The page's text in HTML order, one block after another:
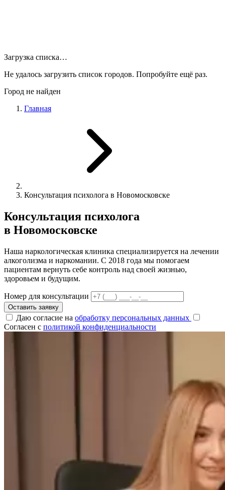
Загрузка списка…
Не удалось загрузить список городов. Попробуйте ещё раз.
Город не найден
Главная
Консультация психолога в Новомосковске
Консультация психолога
в Новомосковске
Наша наркологическая клиника специализируется на лечении
алкоголизма и наркомании. С 2018 года мы помогаем
пациентам вернуть себе контроль над своей жизнью,
здоровьем и будущим.
Номер для консультации
Оставить заявку
Даю согласие на обработку персональных данных
Согласен с политикой конфиденциальности